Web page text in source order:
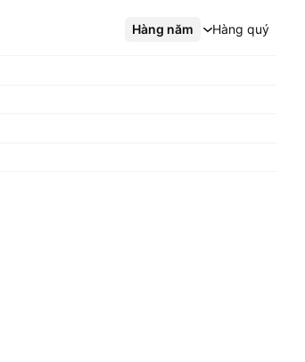
Hàng năm Hàng quý
Xem thêm